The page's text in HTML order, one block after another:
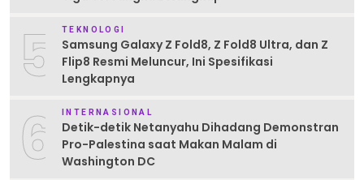
5 TEKNOLOGI
Samsung Galaxy Z Fold8, Z Fold8 Ultra, dan Z
Flip8 Resmi Meluncur, Ini Spesifikasi
Lengkapnya
6 INTERNASIONAL
Detik-detik Netanyahu Dihadang Demonstran
Pro-Palestina saat Makan Malam di
Washington DC